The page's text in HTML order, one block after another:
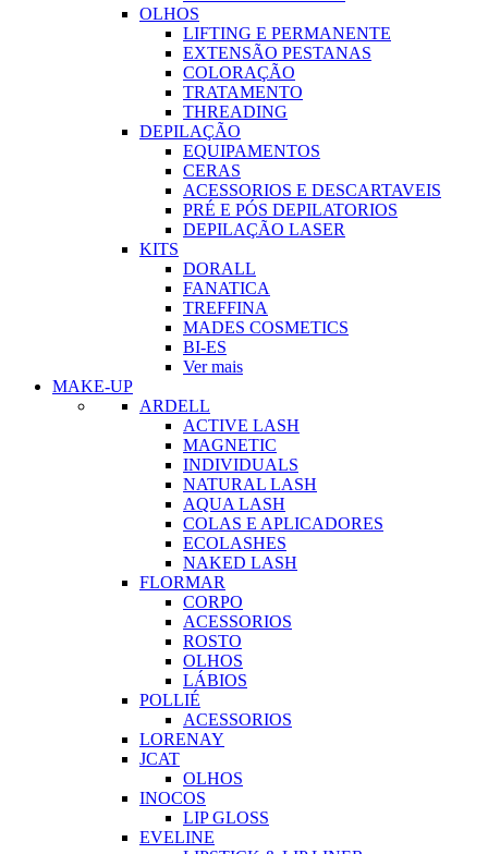
OLHOS
LIFTING E PERMANENTE
EXTENSÃO PESTANAS
COLORAÇÃO
TRATAMENTO
THREADING
DEPILAÇÃO
EQUIPAMENTOS
CERAS
ACESSORIOS E DESCARTAVEIS
PRÉ E PÓS DEPILATORIOS
DEPILAÇÃO LASER
KITS
DORALL
FANATICA
TREFFINA
MADES COSMETICS
BI-ES
Ver mais
MAKE-UP
ARDELL
ACTIVE LASH
MAGNETIC
INDIVIDUALS
NATURAL LASH
AQUA LASH
COLAS E APLICADORES
ECOLASHES
NAKED LASH
FLORMAR
CORPO
ACESSORIOS
ROSTO
OLHOS
LÁBIOS
POLLIÉ
ACESSORIOS
LORENAY
JCAT
OLHOS
INOCOS
LIP GLOSS
EVELINE